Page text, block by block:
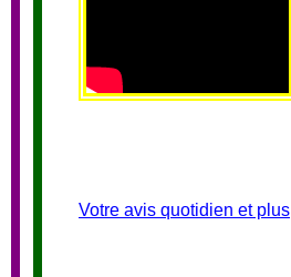
Votre avis quotidien et plus